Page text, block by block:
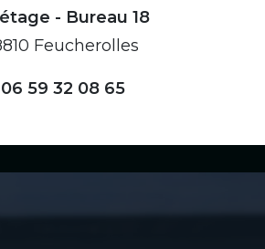
- Bureau 18
Feucherolles
06 59 32 08 65